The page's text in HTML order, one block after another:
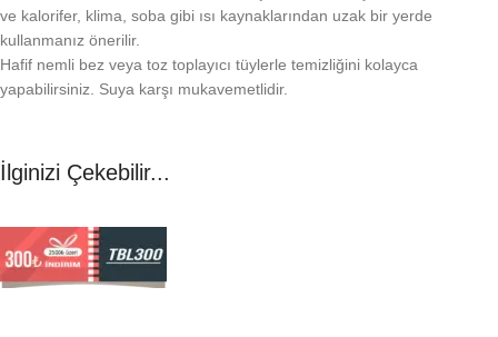
ve kalorifer, klima, soba gibi ısı kaynaklarından uzak bir yerde
kullanmanız önerilir.
Hafif nemli bez veya toz toplayıcı tüylerle temizliğini kolayca
yapabilirsiniz. Suya karşı mukavemetlidir.
İlginizi Çekebilir...